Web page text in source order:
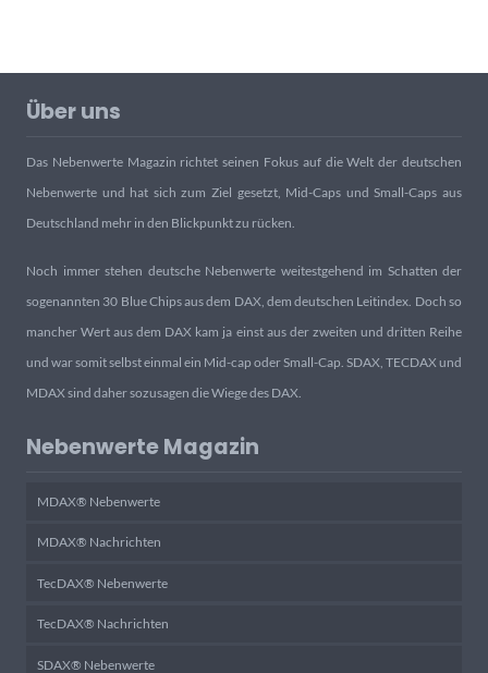
Über uns
Das Nebenwerte Magazin richtet seinen Fokus auf die Welt der deutschen
Nebenwerte und hat sich zum Ziel gesetzt, Mid-Caps und Small-Caps aus
Deutschland mehr in den Blickpunkt zu rücken.
Noch immer stehen deutsche Nebenwerte weitestgehend im Schatten der
sogenannten 30 Blue Chips aus dem DAX, dem deutschen Leitindex. Doch so
mancher Wert aus dem DAX kam ja einst aus der zweiten und dritten Reihe
und war somit selbst einmal ein Mid-cap oder Small-Cap. SDAX, TECDAX und
MDAX sind daher sozusagen die Wiege des DAX.
Nebenwerte Magazin
MDAX® Nebenwerte
MDAX® Nachrichten
TecDAX® Nebenwerte
TecDAX® Nachrichten
SDAX® Nebenwerte